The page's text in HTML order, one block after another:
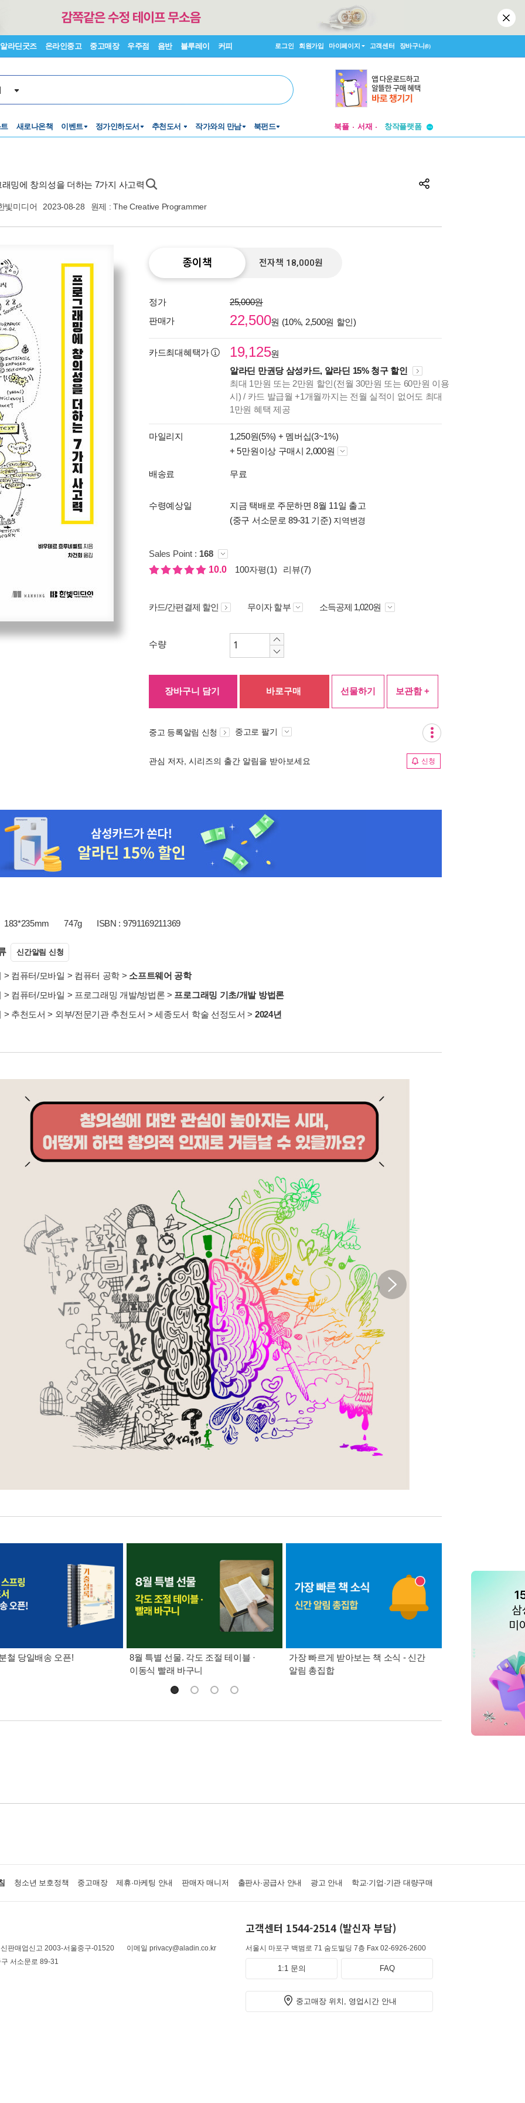
알라딘굿즈 온라인중고 중고매장 우주점 음반 블루레이 커피 로그인 회원가입 마이페이지 고객센터 장바구니(0)
새로나온책 이벤트 정가인하도서 추천도서 작가와의 만남 북펀드 북플 서재
창작플랫폼
밍에 창의성을 더하는 7가지 사고력
빛미디어 2023-08-28 원제 : The Creative Programmer
종이책 전자책 18,000원
정가
25,000원
판매가
22,500원 (10%, 2,500원 할인)
카드최대혜택가 19,125원
알라딘 만권당 삼성카드, 알라딘 15% 청구 할인
최대 1만원 또는 2만원 할인(전월 30만원 또는 60만원 이용
시) / 카드 발급월 +1개월까지는 전월 실적이 없어도 최대
1만원 혜택 제공
마일리지 1,250원(5%) + 멤버십(3~1%)
+ 5만원이상 구매시 2,000원
배송료 무료
수령예상일
지금 택배로 주문하면 8월 11일 출고
(중구 서소문로 89-31 기준) 지역변경
Sales Point : 168
10.0
100자평(1) 리뷰(7)
카드/간편결제 할인 무이자 할부 소득공제 1,020원
수량
장바구니 담기 바로구매 선물하기 보관함 +
중고 등록알림 신청 중고로 팔기
관심 저자, 시리즈의 출간 알림을 받아보세요 신청
183*235mm 747g ISBN : 9791169211369
신간알림 신청
> 컴퓨터/모바일 > 컴퓨터 공학 > 소프트웨어 공학
> 컴퓨터/모바일 > 프로그래밍 개발/방법론 > 프로그래밍 기초/개발 방법론
> 추천도서 > 외부/전문기관 추천도서 >세종도서 학술 선정도서 > 2024년
철 당일배송 오픈!
8월 특별 선물. 각도 조절 테이블 ·
이동식 빨래 바구니
가장 빠르게 받아보는 책 소식 - 신간
알림 총집합
경기컬처패스 1만
청소년 보호정책 중고매장 제휴·마케팅 안내 판매자 매니저 출판사·공급사 안내 광고 안내 학교·기업·기관 대량구매
판매업신고 2003-서울중구-01520
이메일 privacy@aladin.co.kr
서소문로 89-31
고객센터 1544-2514 (발신자 부담)
서울시 마포구 백범로 71 숨도빌딩 7층 Fax 02-6926-2600
1:1 문의 FAQ
중고매장 위치, 영업시간 안내